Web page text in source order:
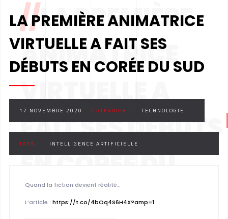
//LA PREMIÈRE
ANIMATRICE
VIRTUELLE A
FAIT SES DÉBUTS
EN CORÉE DU
SUD
LA PREMIÈRE ANIMATRICE
VIRTUELLE A FAIT SES
DÉBUTS EN CORÉE DU SUD
17 NOVEMBRE 2020 CATÉGORIE : TECHNOLOGIE
TAGS : INTELLIGENCE ARTIFICIELLE
Quand la fiction devient réalité…
L’article : https://t.co/4bOq4S6H4X?amp=1